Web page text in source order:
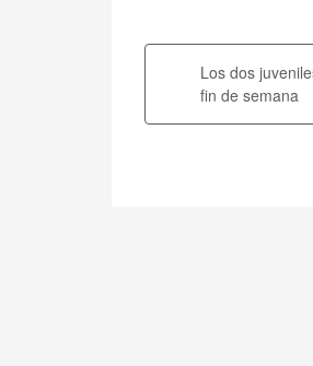
de
entradas
Los dos
fin de semana